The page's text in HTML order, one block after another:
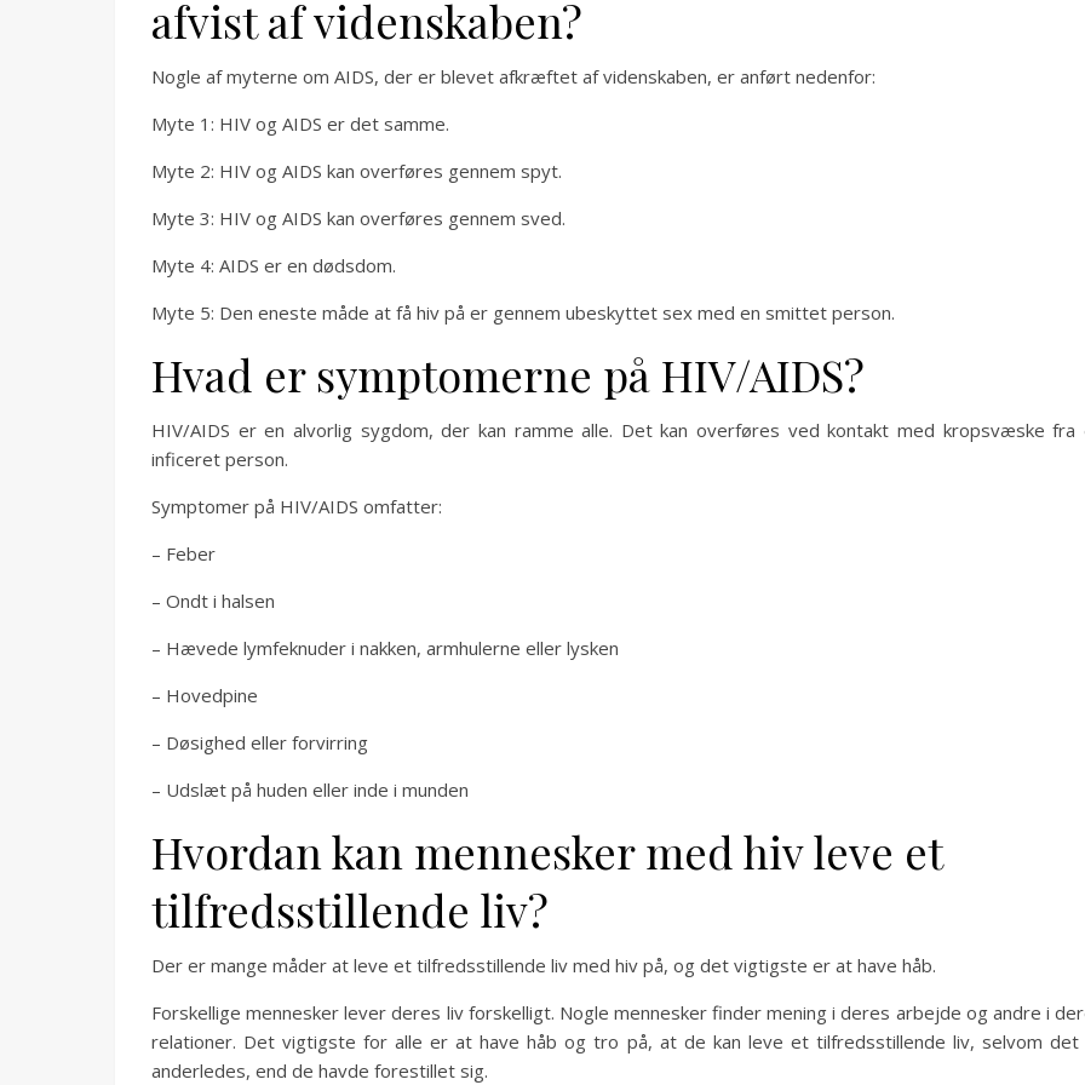
afvist af videnskaben?
Nogle af myterne om AIDS, der er blevet afkræftet af videnskaben, er anført nedenfor:
Myte 1: HIV og AIDS er det samme.
Myte 2: HIV og AIDS kan overføres gennem spyt.
Myte 3: HIV og AIDS kan overføres gennem sved.
Myte 4: AIDS er en dødsdom.
Myte 5: Den eneste måde at få hiv på er gennem ubeskyttet sex med en smittet person.
Hvad er symptomerne på HIV/AIDS?
HIV/AIDS er en alvorlig sygdom, der kan ramme alle. Det kan overføres ved kontakt med kropsvæske fra
inficeret person.
Symptomer på HIV/AIDS omfatter:
– Feber
– Ondt i halsen
– Hævede lymfeknuder i nakken, armhulerne eller lysken
– Hovedpine
– Døsighed eller forvirring
– Udslæt på huden eller inde i munden
Hvordan kan mennesker med hiv leve et
tilfredsstillende liv?
Der er mange måder at leve et tilfredsstillende liv med hiv på, og det vigtigste er at have håb.
Forskellige mennesker lever deres liv forskelligt. Nogle mennesker finder mening i deres arbejde og andre i
relationer. Det vigtigste for alle er at have håb og tro på, at de kan leve et tilfredsstillende liv, selvom det
anderledes, end de havde forestillet sig.